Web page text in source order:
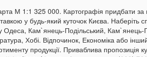
М 1:1 325 000. Картографія придбати
у будь-який куточок Києва. Наберіть
Одеса, Кам`янець-Подільський, Кам`янець-
Хобі. Відпочинок, Економіка або
продукції. Приваблива пропозиція